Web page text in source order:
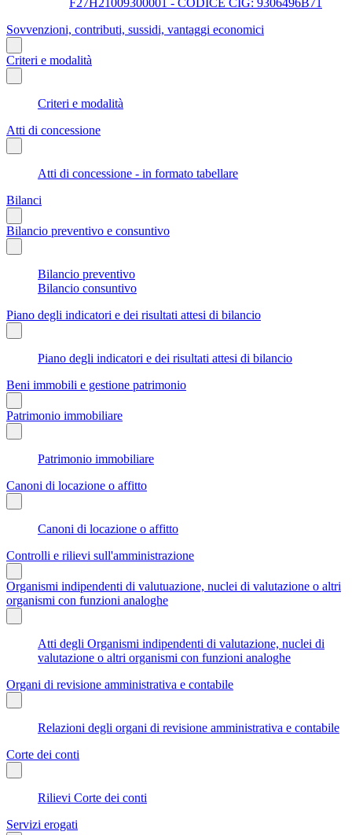
Sovvenzioni, contributi, sussidi, vantaggi economici
Criteri e modalità
Criteri e modalità
Atti di concessione
Atti di concessione - in formato tabellare
Bilanci
Bilancio preventivo e consuntivo
Bilancio preventivo
Bilancio consuntivo
Piano degli indicatori e dei risultati attesi di bilancio
Piano degli indicatori e dei risultati attesi di bilancio
Beni immobili e gestione patrimonio
Patrimonio immobiliare
Patrimonio immobiliare
Canoni di locazione o affitto
Canoni di locazione o affitto
Controlli e rilievi sull'amministrazione
Organismi indipendenti di valutuazione, nuclei di valutazione o altri
organismi con funzioni analoghe
Atti degli Organismi indipendenti di valutazione, nuclei di
valutazione o altri organismi con funzioni analoghe
Organi di revisione amministrativa e contabile
Relazioni degli organi di revisione amministrativa e contabile
Corte dei conti
Rilievi Corte dei conti
Servizi erogati